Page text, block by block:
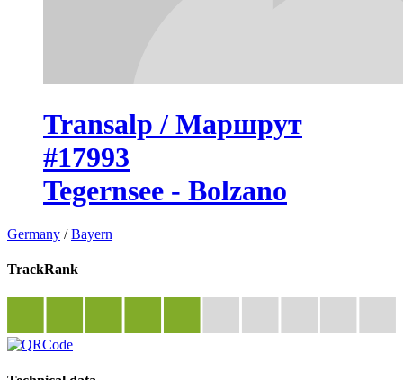
Transalp / Маршрут
#17993
Tegernsee - Bolzano
Germany /Bayern
TrackRank